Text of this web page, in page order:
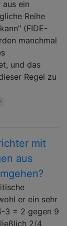
ein
Reihe
(FIDE-
manchmal
und das
Regel zu
mit
aus
er ein sehr
3 = 2 gegen 9
2/4